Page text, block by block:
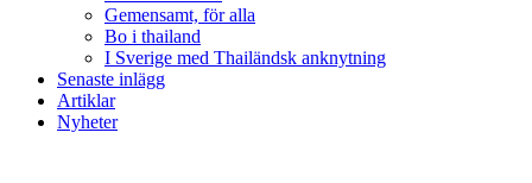
Gemensamt, för alla
Bo i thailand
I Sverige med Thailändsk anknytning
Senaste inlägg
Artiklar
Nyheter